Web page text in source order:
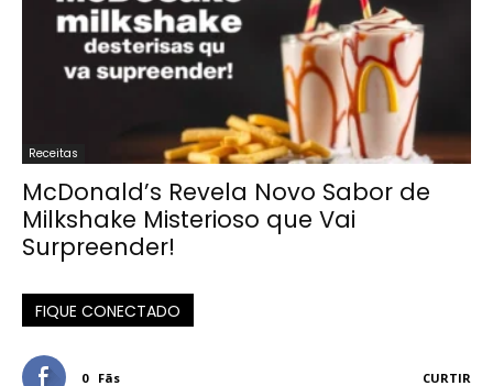
Receitas
McDonald’s Revela Novo Sabor de
Milkshake Misterioso que Vai
Surpreender!
FIQUE CONECTADO
0 Fãs CURTIR